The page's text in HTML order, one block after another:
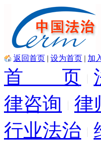
返回首页 | 设为首页 | 加
首 页
律咨询
律
行业法治